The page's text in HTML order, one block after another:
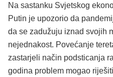
Na sastanku Svjetskog
Putin je upozorio da
da se zadužuju iznad svojih
nejednakost. Povećanje
zastarjeli način podsticanja
godina problem mogao